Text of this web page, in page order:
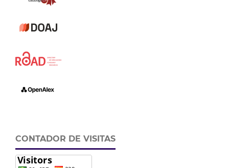
CONTADOR DE VISITAS